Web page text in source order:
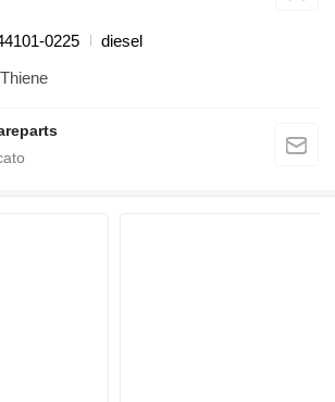
0225
diesel